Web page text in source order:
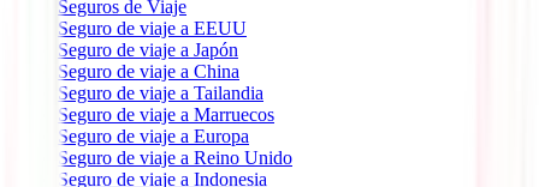
Seguros de Viaje
Seguro de viaje a EEUU
Seguro de viaje a Japón
Seguro de viaje a China
Seguro de viaje a Tailandia
Seguro de viaje a Marruecos
Seguro de viaje a Europa
Seguro de viaje a Reino Unido
Seguro de viaje a Indonesia